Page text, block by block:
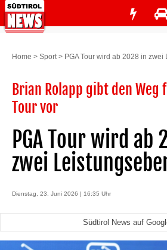
Home > Sport> PGA Tour wird ab 2028 in
Brian Rolapp gibt den Weg
Tour vor
PGA Tour wird ab
zwei
Dienstag, 23. Juni 2026 | 16:35 Uhr
Südtirol News auf